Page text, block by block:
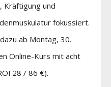
Kräftigung und
fokussiert.
ab Montag, 30.
Online-Kurs mit acht
/ 86 €).